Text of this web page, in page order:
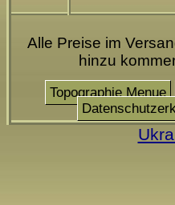
Alle Preise im
hinzu
Topographie Menue